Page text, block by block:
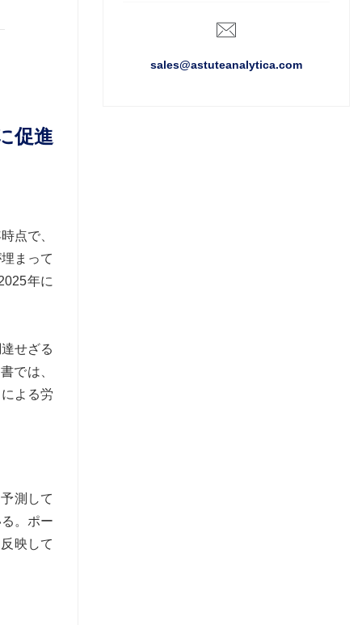
促進
点で、
まって
年に
せざる
では、
よる労
測して
。ポー
映して
sales@astuteanalytica.com